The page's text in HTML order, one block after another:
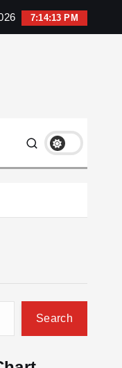
7:14:14 PM
Search